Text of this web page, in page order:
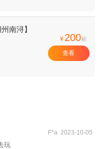
采摘+仙居农
雪世界+349
+吉捕岙沙滩
穿峡漂流
+台州湾野
乐谷南溪漂
石浜水上乐园
空飞行营地
南浔】
¥ 200起
查看
F*a 2023-10-05
玩